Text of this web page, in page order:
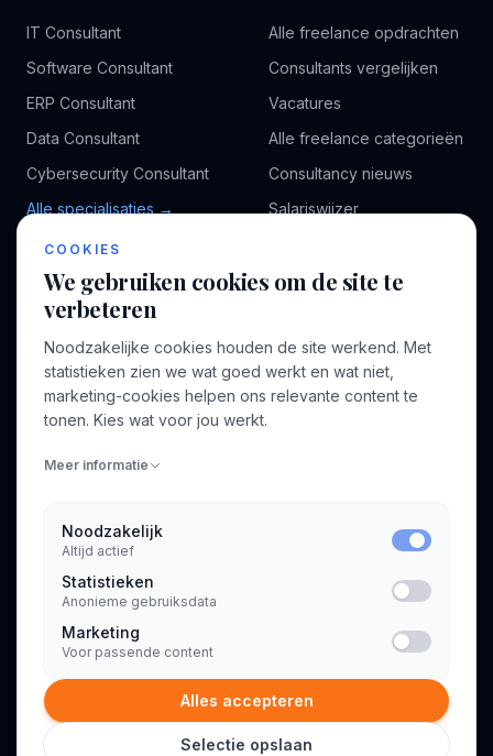
IT Consultant
Software Consultant
ERP Consultant
Data Consultant
Cybersecurity Consultant
Alle specialisaties →
Alle freelance opdrachten
Consultants vergelijken
Vacatures
Alle freelance categorieën
Consultancy nieuws
Salariswijzer
BEDRIJF
Over ons
Voor opdrachtgevers
Profiel aanmaken
INFORMATIE
Algemene voorwaarden
Privacyverklaring
© 2026 Consultant.nl. Alle rechten voorbehouden.
COOKIES
We gebruiken cookies om de site te
verbeteren
Noodzakelijke cookies houden de site werkend. Met
statistieken zien we wat goed werkt en wat niet,
marketing-cookies helpen ons relevante content te
tonen. Kies wat voor jou werkt.
Meer informatie
Noodzakelijk
Altijd actief
Statistieken
Anonieme gebruiksdata
Marketing
Voor passende content
Alles accepteren
Selectie opslaan